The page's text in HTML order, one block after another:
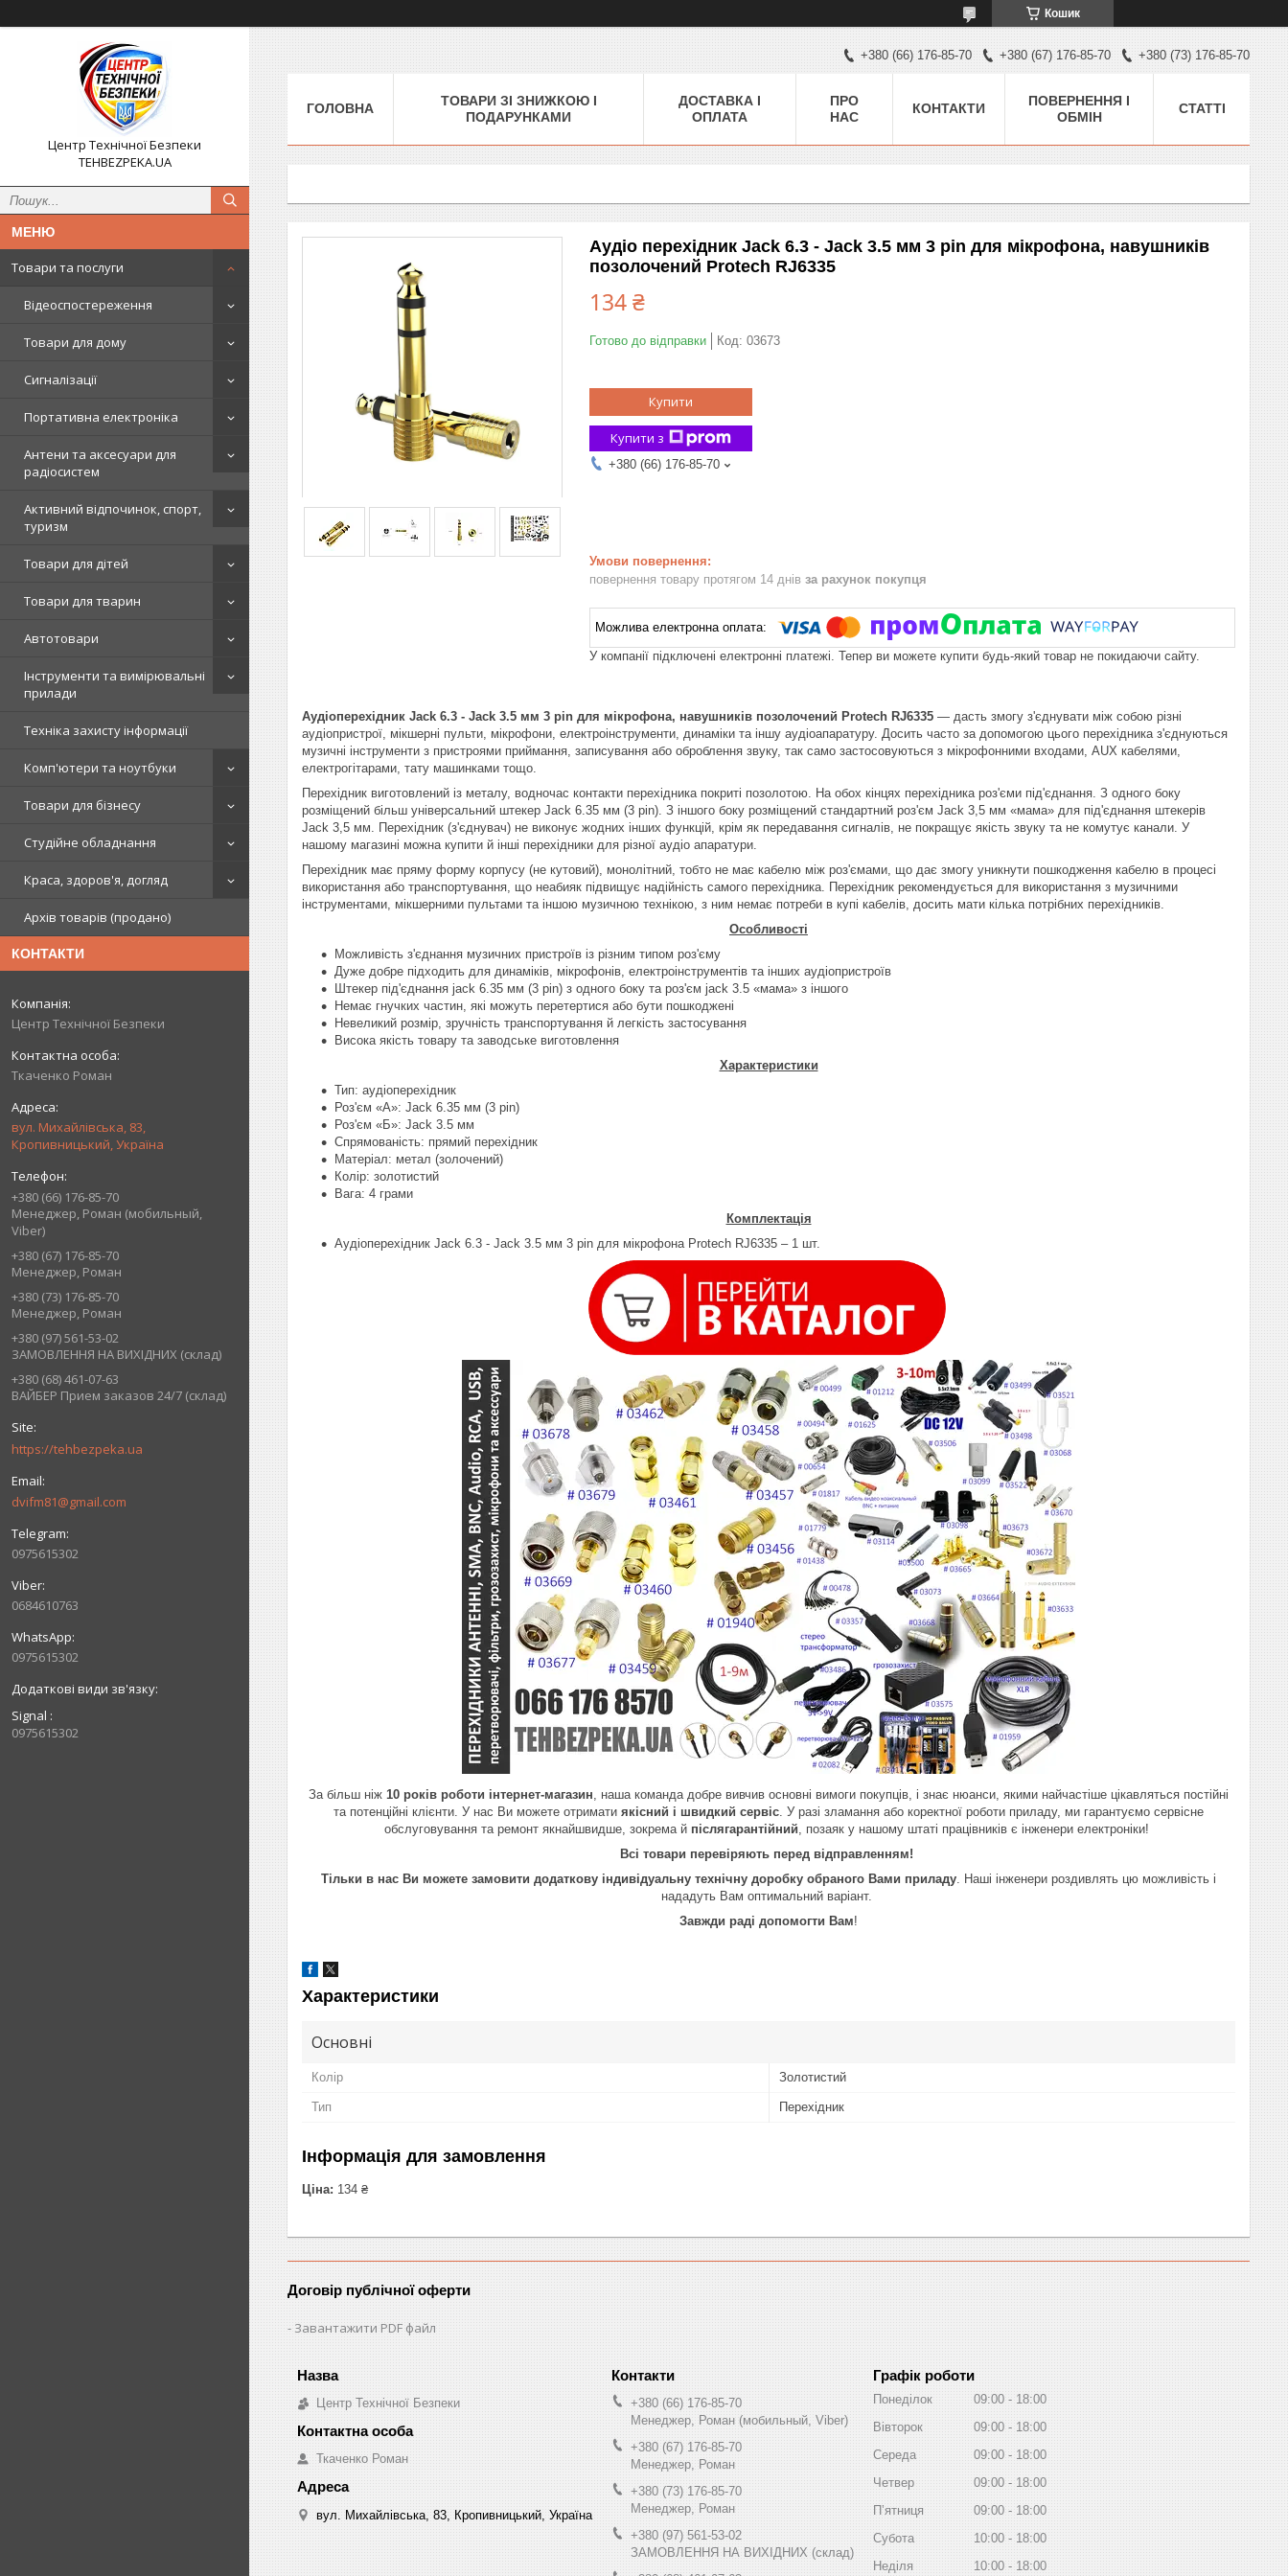
Кошик
Центр Технічної Безпеки
TEHBEZPEKA.UA
Товари та послуги
Відеоспостереження
Товари для дому
Сигналізації
Портативна електроніка
Антени та аксесуари для
радіосистем
Активний відпочинок, спорт,
туризм
Товари для дітей
Товари для тварин
Автотовари
Інструменти та вимірювальні
прилади
Техніка захисту інформації
Комп'ютери та ноутбуки
Товари для бізнесу
Студійне обладнання
Краса, здоров'я, догляд
Архів товарів (продано)
КОНТАКТИ
Центр Технічної Безпеки
Ткаченко Роман
вул. Михайлівська, 83,
Кропивницький, Україна
+380 (66) 176-85-70
Менеджер, Роман (мобильный,
Viber)
+380 (67) 176-85-70
Менеджер, Роман
+380 (73) 176-85-70
Менеджер, Роман
+380 (97) 561-53-02
ЗАМОВЛЕННЯ НА ВИХІДНИХ (склад)
+380 (68) 461-07-63
ВАЙБЕР Прием заказов 24/7 (склад)
https://tehbezpeka.ua
dvifm81@gmail.com
0975615302
0684610763
0975615302
Signal
0975615302
+380 (66) 176-85-70 +380 (67) 176-85-70 +380 (73) 176-85-70
ГОЛОВНА
ТОВАРИ ЗІ ЗНИЖКОЮ І
ПОДАРУНКАМИ
ДОСТАВКА І
ОПЛАТА
ПРО
НАС
КОНТАКТИ
ПОВЕРНЕННЯ І
ОБМІН
СТАТТІ
Аудіо перехідник Jack 6.3 - Jack 3.5 мм 3 pin для мікрофона, навушників
позолочений Protech RJ6335
134 ₴
Готово до відправки Код: 03673
Купити
Купити з
+380 (66) 176-85-70
повернення товару протягом 14 днів за рахунок покупця
У компанії підключені електронні платежі. Тепер ви можете купити будь-який товар не покидаючи сайту.
Аудіоперехідник Jack 6.3 - Jack 3.5 мм 3 pin для мікрофона, навушників позолочений Protech RJ6335 — дасть змогу з'єднувати між собою різні
аудіопристрої, мікшерні пульти, мікрофони, електроінструменти, динаміки та іншу аудіоапаратуру. Досить часто за допомогою цього перехідника з'єднуються
музичні інструменти з пристроями приймання, записування або оброблення звуку, так само застосовуються з мікрофонними входами, AUX кабелями,
електрогітарами, тату машинками тощо.
Перехідник виготовлений із металу, водночас контакти перехідника покриті позолотою. На обох кінцях перехідника роз'єми під'єднання. З одного боку
розміщений більш універсальний штекер Jack 6.35 мм (3 pin). З іншого боку розміщений стандартний роз'єм Jack 3,5 мм «мама» для під'єднання штекерів
Jack 3,5 мм. Перехідник (з'єднувач) не виконує жодних інших функцій, крім як передавання сигналів, не покращує якість звуку та не комутує канали. У
нашому магазині можна купити й інші перехідники для різної аудіо апаратури.
Перехідник має пряму форму корпусу (не кутовий), монолітний, тобто не має кабелю між роз'ємами, що дає змогу уникнути пошкодження кабелю в процесі
використання або транспортування, що неабияк підвищує надійність самого перехідника. Перехідник рекомендується для використання з музичними
інструментами, мікшерними пультами та іншою музичною технікою, з ним немає потреби в купі кабелів, досить мати кілька потрібних перехідників.
Особливості
Можливість з'єднання музичних пристроїв із різним типом роз'єму
Дуже добре підходить для динаміків, мікрофонів, електроінструментів та інших аудіопристроїв
Штекер під'єднання jack 6.35 мм (3 pin) з одного боку та роз'єм jack 3.5 «мама» з іншого
Немає гнучких частин, які можуть перетертися або бути пошкоджені
Невеликий розмір, зручність транспортування й легкість застосування
Висока якість товару та заводське виготовлення
Характеристики
Тип: аудіоперехідник
Роз'єм «А»: Jack 6.35 мм (3 pin)
Роз'єм «Б»: Jack 3.5 мм
Спрямованість: прямий перехідник
Матеріал: метал (золочений)
Колір: золотистий
Вага: 4 грами
Комплектація
Аудіоперехідник Jack 6.3 - Jack 3.5 мм 3 pin для мікрофона Protech RJ6335 – 1 шт.
За більш ніж 10 років роботи інтернет-магазин , наша команда добре вивчив основні вимоги покупців, і знає нюанси, якими найчастіше цікавляться постійні
та потенційні клієнти. У нас Ви можете отримати якісний і швидкий сервіс . У разі зламання або коректної роботи приладу, ми гарантуємо сервісне
обслуговування та ремонт якнайшвидше, зокрема й післягарантійний , позаяк у нашому штаті працівників є інженери електроніки!
Всі товари перевіряють перед відправленням!
Тільки в нас Ви можете замовити додаткову індивідуальну технічну доробку обраного Вами приладу . Наші інженери роздивлять цю можливість і
нададуть Вам оптимальний варіант.
Завжди раді допомогти Вам!
Характеристики
Основні
Колір Золотистий
Тип Перехідник
Інформація для замовлення
Ціна: 134 ₴
Договір публічної оферти
Завантажити PDF файл
Центр Технічної Безпеки
Ткаченко Роман
вул. Михайлівська, 83, Кропивницький, Україна
+380 (66) 176-85-70
Менеджер, Роман (мобильный, Viber)
+380 (67) 176-85-70
Менеджер, Роман
+380 (73) 176-85-70
Менеджер, Роман
+380 (97) 561-53-02
ЗАМОВЛЕННЯ НА ВИХІДНИХ (склад)
Графік роботи
Понеділок 09:00
18:00
Вівторок
09:00
18:00
Середа
09:00
18:00
Четвер
09:00
18:00
Пʼятниця
09:00
18:00
Субота
10:00
18:00
Неділя
10:00 18:00